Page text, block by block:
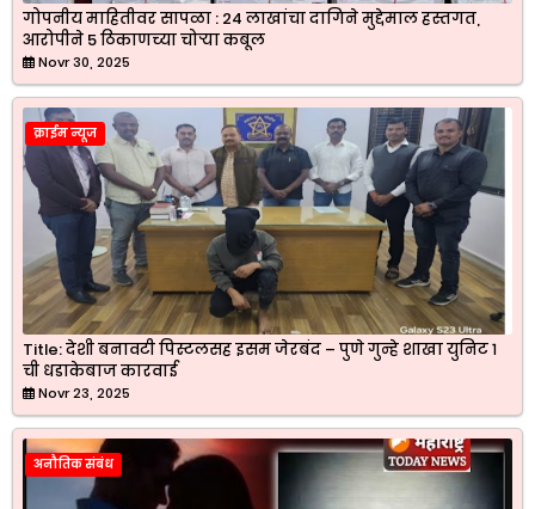
गोपनीय माहितीवर सापळा : 24 लाखांचा दागिने मुद्देमाल हस्तगत,
आरोपीने 5 ठिकाणच्या चोऱ्या कबूल
Novr 30, 2025
क्राईम न्यूज
Title: देशी बनावटी पिस्टलसह इसम जेरबंद – पुणे गुन्हे शाखा युनिट १
ची धडाकेबाज कारवाई
Novr 23, 2025
अनौतिक संबंध